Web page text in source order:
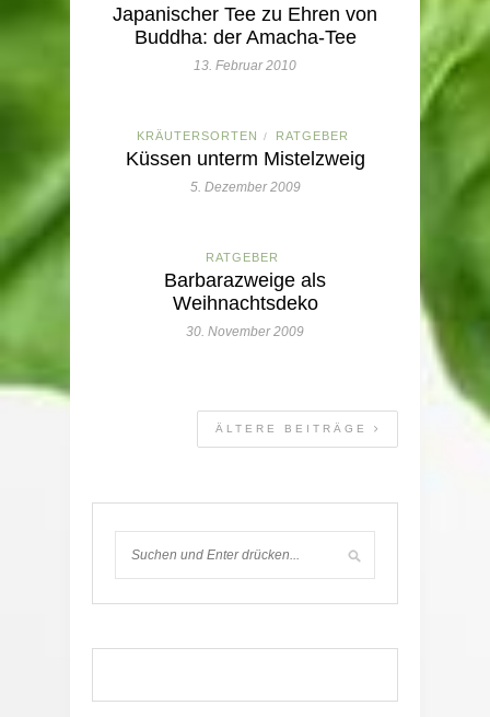
Japanischer Tee zu Ehren von
Buddha: der Amacha-Tee
13. Februar 2010
KRÄUTERSORTEN / RATGEBER
Küssen unterm Mistelzweig
5. Dezember 2009
RATGEBER
Barbarazweige als
Weihnachtsdeko
30. November 2009
ÄLTERE BEITRÄGE